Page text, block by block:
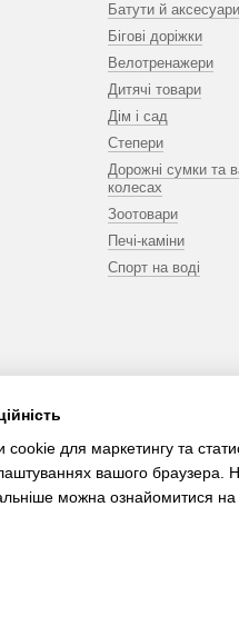
Батути й аксесуари
Бігові доріжки
Велотренажери
Дитячі товари
Дім і сад
Степери
Дорожні сумки та
колесах
Зоотовари
Печі-каміни
Спорт на воді
для маркетингу та
вашого браузера.
можна ознайомитися на